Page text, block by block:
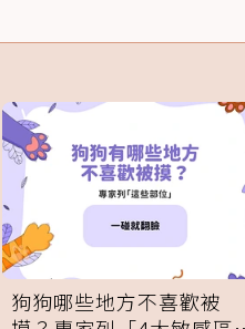
狗狗哪些地方不喜歡被